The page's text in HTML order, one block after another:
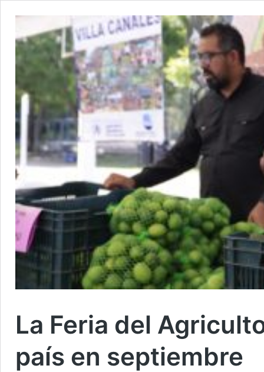
La Feria del
país en septiembre